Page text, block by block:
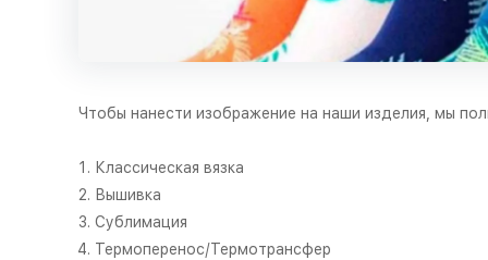
Чтобы нанести изображение на наши изделия, мы
Классическая вязка
Вышивка
Сублимация
Термоперенос/Термотрансфер